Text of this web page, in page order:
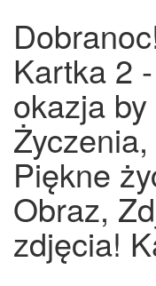
Kartka 2
okazja by
Piękne
Obraz,
zdjęcia!